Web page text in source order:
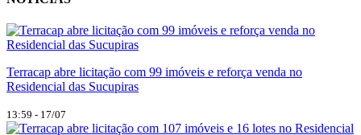
Terracap abre licitação com 99 imóveis e reforça venda no
Residencial das Sucupiras
13:59 - 17/07